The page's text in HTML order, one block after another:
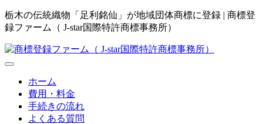
栃木の伝統織物「足利銘仙」が地域団体商標に登録 | 商標登
録ファーム（ J-star国際特許商標事務所）
ホーム
費用・料金
手続きの流れ
よくある質問